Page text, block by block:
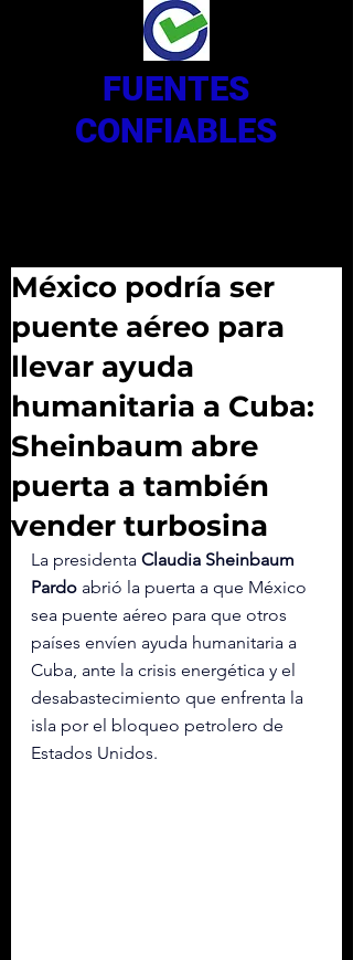
FUENTES
CONFIABLES
México podría ser
puente aéreo para
llevar ayuda
humanitaria a Cuba:
Sheinbaum abre
puerta a también
vender turbosina
La presidenta Claudia Sheinbaum
Pardo abrió la puerta a que México
sea puente aéreo para que otros
países envíen ayuda humanitaria a
Cuba, ante la crisis energética y el
desabastecimiento que enfrenta la
isla por el bloqueo petrolero de
Estados Unidos.